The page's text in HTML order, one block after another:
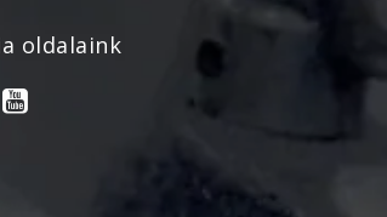
oldalaink